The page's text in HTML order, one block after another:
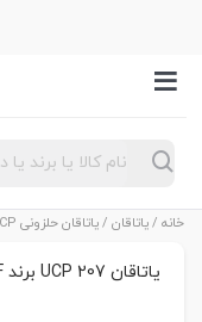
Products
search
خانه /یاتاقان /یاتاقان حلزونی UCP
یاتاقان UCP 207 برند RHF